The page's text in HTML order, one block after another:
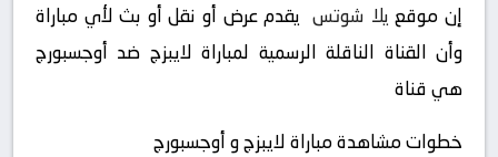
إن موقع يلا شوتسيقدم عرض أو نقل أو بث لأي مباراة
وأن القناة الناقلة الرسمية لمباراة لايبزج ضد أوجسبورج
هي قناة
خطوات مشاهدة مباراة لايبزج و أوجسبورج